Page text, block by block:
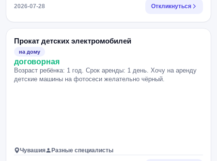
2026-07-28 Откликнуться
Прокат детских электромобилей
на дому
договорная
Возраст ребёнка: 1 год. Срок аренды: 1 день. Хочу на аренду
детские машины на фотосеси желательно чёрный.
Чувашия Разные специалисты